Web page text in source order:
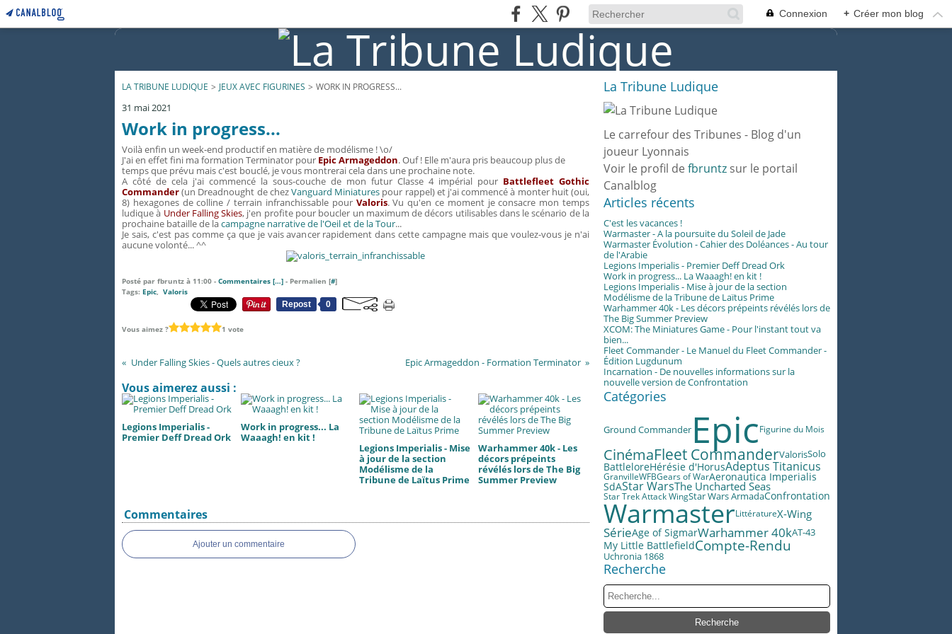
Connexion + Créer mon blog
LA TRIBUNE LUDIQUE > JEUX AVEC FIGURINES > WORK IN PROGRESS...
31 mai 2021
Work in progress...
Voilà enfin un week-end productif en matière de modélisme ! \o/
J'ai en effet fini ma formation Terminator pour Epic Armageddon. Ouf ! Elle m'aura pris beaucoup plus de
temps que prévu mais c'est bouclé, je vous montrerai cela dans une prochaine note.
A côté de cela j'ai commencé la sous-couche de mon futur Classe 4 impérial pour Battlefleet Gothic
Commander(un Dreadnought de chezVanguard Miniatures pour rappel) et j'ai commencé à monter huit (oui,
8) hexagones de colline / terrain infranchissable pour Valoris. Vu qu'en ce moment je consacre mon temps
ludique à Under Falling Skies, j'en profite pour boucler un maximum de décors utilisables dans le scénario de la
prochaine bataille de lacampagne narrative de l'Oeil et de la Tour...
Je sais, c'est pas comme ça que je vais avancer rapidement dans cette campagne mais que voulez-vous je n'ai
aucune volonté... ^^
Posté par fbruntz à 11:00 - Commentaires […] - Permalien [#]
Tags: Epic, Valoris
Repost
0
Vous aimez ? 1 vote
Under Falling Skies - Quels autres cieux ? Epic Armageddon - Formation Terminator
Vous aimerez aussi :
Legions Imperialis -
Premier Deff Dread Ork
Work in progress... La
Waaagh! en kit !
Legions Imperialis - Mise
à jour de la section
Modélisme de la
Tribune de Laïtus Prime
Warhammer 40k - Les
décors prépeints
révélés lors de The Big
Summer Preview
Commentaires
Ajouter un commentaire
La Tribune Ludique
Le carrefour des Tribunes - Blog d'un
joueur Lyonnais
Voir le profil de fbruntz sur le portail
Canalblog
Articles récents
C'est les vacances !
Warmaster - A la poursuite du Soleil de Jade
Warmaster Évolution - Cahier des Doléances - Au tour
de l'Arabie
Legions Imperialis - Premier Deff Dread Ork
Work in progress... La Waaagh! en kit !
Legions Imperialis - Mise à jour de la section
Modélisme de la Tribune de Laïtus Prime
Warhammer 40k - Les décors prépeints révélés lors de
The Big Summer Preview
XCOM: The Miniatures Game - Pour l'instant tout va
bien...
Fleet Commander - Le Manuel du Fleet Commander -
Édition Lugdunum
Incarnation - De nouvelles informations sur la
nouvelle version de Confrontation
Catégories
Ground Commander EpicFigurine du Mois
CinémaFleet CommanderValorisSolo
BattleloreHérésie d'HorusAdeptus Titanicus
GranvilleWFBGears of WarAeronautica Imperialis
SdAStar WarsThe Uncharted Seas
Star Trek Attack WingStar Wars ArmadaConfrontation
WarmasterLittératureX-Wing
SérieAge of SigmarWarhammer 40kAT-43
My Little BattlefieldCompte-Rendu
Uchronia 1868
Recherche